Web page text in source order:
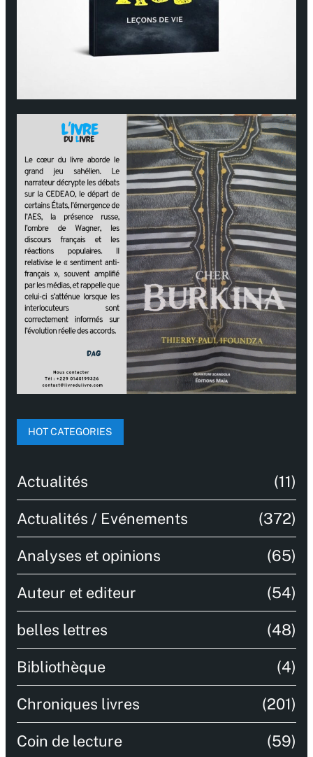
HOT CATEGORIES
Actualités (11)
Actualités / Evénements (372)
Analyses et opinions (65)
Auteur et editeur (54)
belles lettres (48)
Bibliothèque (4)
Chroniques livres (201)
Coin de lecture (59)